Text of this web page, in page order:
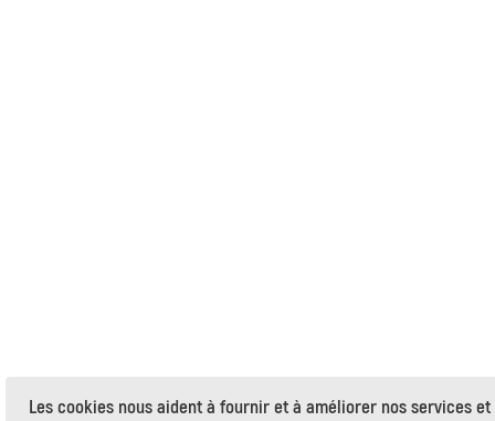
Les cookies nous aident à fournir et à améliorer nos services